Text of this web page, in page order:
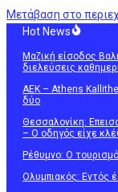
Μετάβαση στο
Hot News
Μαζική είσοδος
διελεύσεις
ΑΕΚ – Athens
δύο
Θεσσαλονίκη:
– Ο οδηγός είχε
Ρέθυμνο: Ο
Ολυμπιακός: Εντός